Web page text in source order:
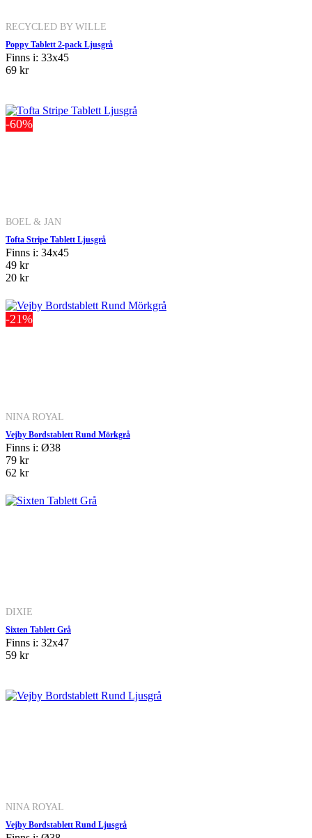
RECYCLED BY WILLE
Poppy Tablett 2-pack Ljusgrå
Finns i: 33x45
69 kr
-60%
BOEL & JAN
Tofta Stripe Tablett Ljusgrå
Finns i: 34x45
49 kr
20 kr
-21%
NINA ROYAL
Vejby Bordstablett Rund Mörkgrå
Finns i: Ø38
79 kr
62 kr
DIXIE
Sixten Tablett Grå
Finns i: 32x47
59 kr
NINA ROYAL
Vejby Bordstablett Rund Ljusgrå